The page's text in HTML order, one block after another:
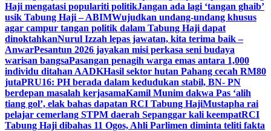
Haji mengatasi populariti politikJangan ada lagi ‘tangan ghaib’
usik Tabung Haji – ABIMWujudkan undang-undang khusus
agar campur tangan politik dalam Tabung Haji dapat
dinoktahkanNurul Izzah lepas jawatan, kita terima baik –
AnwarPesantun 2026 jayakan misi perkasa seni budaya
warisan bangsaPasangan penagih warga emas antara 1,000
individu ditahan AADKHasil sektor hutan Pahang cecah RM80
jutaPRU16: PH berada dalam kedudukan stabil, BN- PN
berdepan masalah kerjasamaKamil Munim dakwa Pas ‘alih
tiang gol’, elak bahas dapatan RCI Tabung HajiMustapha rai
pelajar cemerlang STPM daerah Sepanggar kali keempatRCI
Tabung Haji dibahas 11 Ogos, Ahli Parlimen diminta teliti fakta